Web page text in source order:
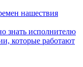
нашествия
знать исполнителю
которые работают